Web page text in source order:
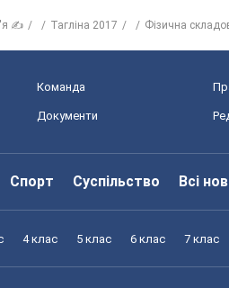
✍ Тагліна 2017 Фізична
Команда
Документи
Спорт Суспільство Всі
4 клас 5 клас 6 клас 7 клас